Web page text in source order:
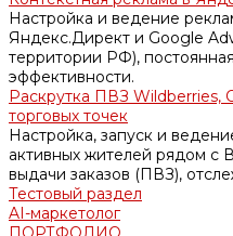
Настройка и ведение
Яндекс.Директ и Google
территории РФ),
эффективности.
Раскрутка ПВЗ Wildberries,
торговых точек
Настройка, запуск и
активных жителей рядом с
выдачи заказов (ПВЗ),
Тестовый раздел
AI-маркетолог